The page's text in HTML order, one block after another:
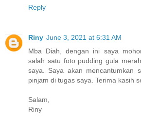
Reply
Riny June 3, 2021 at 6:31 AM
Mba Diah, dengan ini saya
salah satu foto pudding gula
saya. Saya akan mencantumkan
pinjam di tugas saya. Terima kasih
Salam,
Riny